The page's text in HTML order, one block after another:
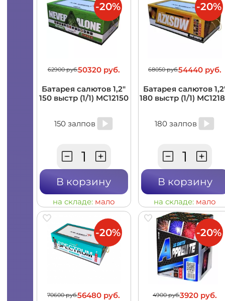
62900 руб.50320 руб.
Батарея салютов 1,2"
150 выстр (1/1) MC12150
150 залпов
В корзину
на складе: мало
-20%
68050 руб.54440 руб.
Батарея салютов
180 выстр (1/1)
180 залпов
В корзину
на складе: мало
-20%
70600 руб.56480 руб.
-20%
4900 руб.3920 руб.
-20%